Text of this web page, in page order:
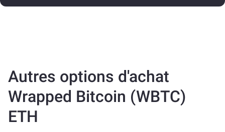
Autres options d'achat
Wrapped Bitcoin (WBTC)
ETH